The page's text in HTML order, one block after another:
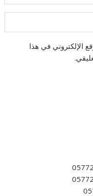
الإلكتروني في هذا